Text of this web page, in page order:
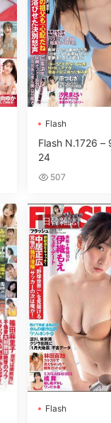
Flash
Flash N.1726 –
24
507
日韓雜誌
Flash